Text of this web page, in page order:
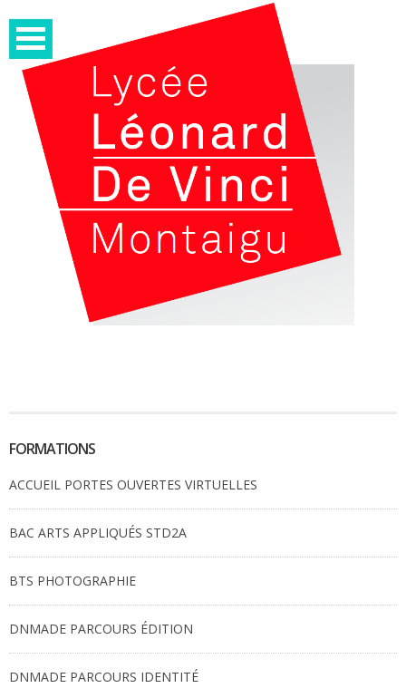
FORMATIONS
ACCUEIL PORTES OUVERTES VIRTUELLES
BAC ARTS APPLIQUÉS STD2A
BTS PHOTOGRAPHIE
DNMADE PARCOURS ÉDITION
DNMADE PARCOURS IDENTITÉ